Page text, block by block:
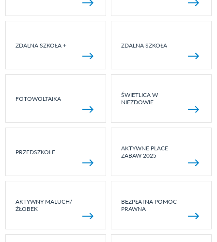
ZDALNA SZKOŁA + ZDALNA SZKOŁA
FOTOWOLTAIKA
ŚWIETLICA W
NIEZDOWIE
PRZEDSZKOLE
AKTYWNE PLACE
ZABAW 2025
AKTYWNY MALUCH/
ŻŁOBEK
BEZPŁATNA POMOC
PRAWNA